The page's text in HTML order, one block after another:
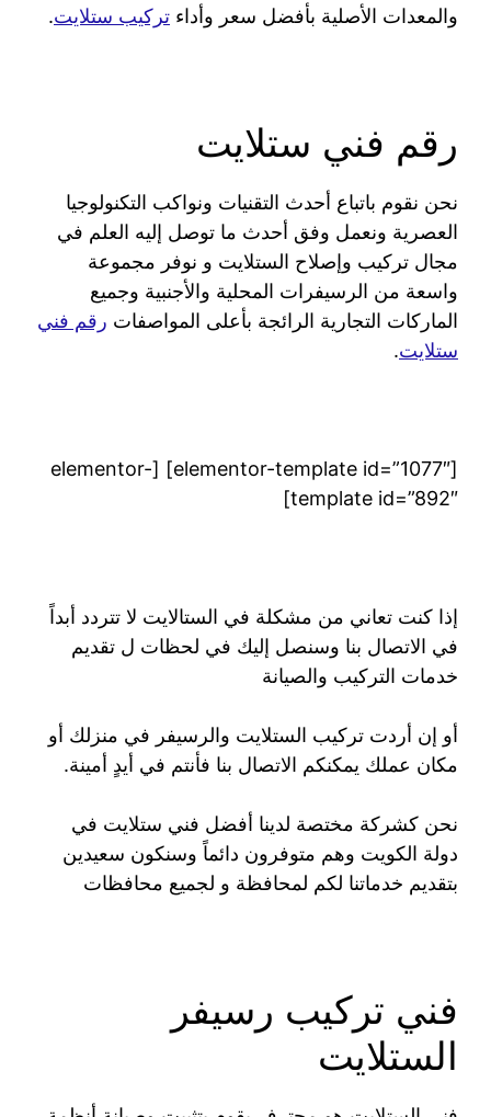
والمعدات الأصلية بأفضل سعر وأداء تركيب ستلايت.
رقم فني ستلايت
نحن نقوم باتباع أحدث التقنيات ونواكب التكنولوجيا
العصرية ونعمل وفق أحدث ما توصل إليه العلم في
مجال تركيب وإصلاح الستلايت و نوفر مجموعة
واسعة من الرسيفرات المحلية والأجنبية وجميع
الماركات التجارية الرائجة بأعلى المواصفات رقم فني
ستلايت.
[elementor-template id=”1077″] [elementor-
template id=”892″]
إذا كنت تعاني من مشكلة في الستالايت لا تتردد أبداً
في الاتصال بنا وسنصل إليك في لحظات ل تقديم
خدمات التركيب والصيانة
أو إن أردت تركيب الستلايت والرسيفر في منزلك أو
مكان عملك يمكنكم الاتصال بنا فأنتم في أيدٍ أمينة.
نحن كشركة مختصة لدينا أفضل فني ستلايت في
دولة الكويت وهم متوفرون دائماً وسنكون سعيدين
بتقديم خدماتنا لكم لمحافظة و لجميع محافظات
فني تركيب رسيفر
الستلايت